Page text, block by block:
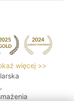
więcej >>